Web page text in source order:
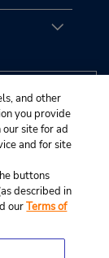
and other
you provide
site for ad
and for site
buttons
described in
ourTerms of